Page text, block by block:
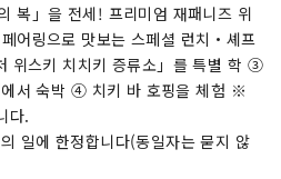
복」을 전세! 프리미엄 재패니즈 위
어링으로 맛보는 스페셜 런치・셰프
위스키 치치키 증류소」를 특별 학 ③
서 숙박 ④ 치키 바 호핑을 체험 ※
다.
일에 한정합니다(동일자는 묻지 않